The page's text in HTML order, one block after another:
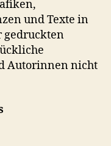
und Texte in
gedruckten
Autorinnen nicht